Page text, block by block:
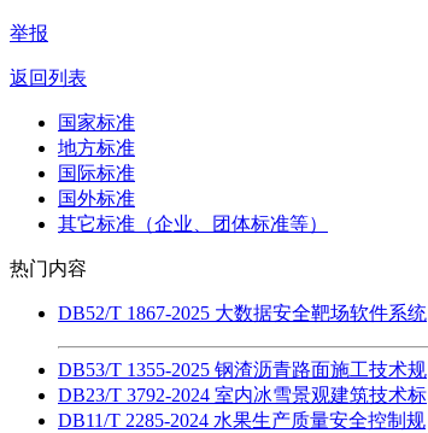
举报
返回列表
国家标准
地方标准
国际标准
国外标准
其它标准（企业、团体标准等）
热门内容
DB52/T 1867-2025 大数据安全靶场软件系统
DB53/T 1355-2025 钢渣沥青路面施工技术规
DB23/T 3792-2024 室内冰雪景观建筑技术标
DB11/T 2285-2024 水果生产质量安全控制规